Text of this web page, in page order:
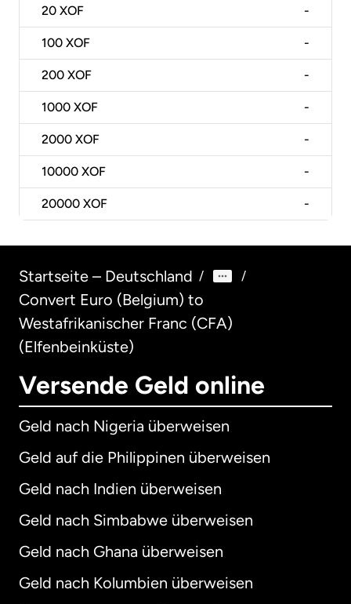
20 XOF -
100 XOF -
200 XOF -
1000 XOF -
2000 XOF -
10000 XOF -
20000 XOF -
Startseite – Deutschland / /
Convert Euro (Belgium) to
Westafrikanischer Franc (CFA)
(Elfenbeinküste)
Versende Geld online
Geld nach Nigeria überweisen
Geld auf die Philippinen überweisen
Geld nach Indien überweisen
Geld nach Simbabwe überweisen
Geld nach Ghana überweisen
Geld nach Kolumbien überweisen